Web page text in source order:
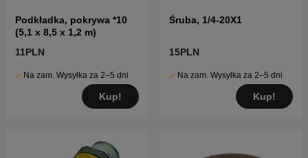
Podkładka, pokrywa *10
(5,1 x 8,5 x 1,2 m)
11PLN
Na zam. Wysyłka za 2–5 dni
Kup!
Śruba, 1/4-20X1
15PLN
Na zam. Wysyłka za 2–5 dni
Kup!